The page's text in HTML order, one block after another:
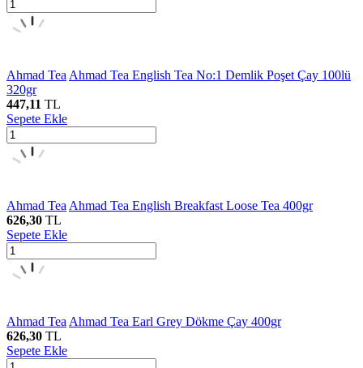
Ahmad Tea Ahmad Tea English Tea No:1 Demlik Poşet Çay 100lü
320gr
447,11 TL
Sepete Ekle
Ahmad Tea Ahmad Tea English Breakfast Loose Tea 400gr
626,30 TL
Sepete Ekle
Ahmad Tea Ahmad Tea Earl Grey Dökme Çay 400gr
626,30 TL
Sepete Ekle